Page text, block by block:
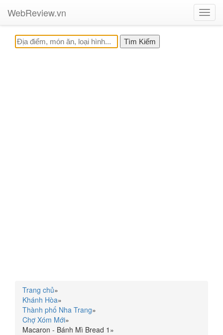
WebReview.vn
Trang chủ»
Khánh Hòa»
Thành phố Nha Trang»
Chợ Xóm Mới»
Macaron - Bánh Mì Bread 1 »